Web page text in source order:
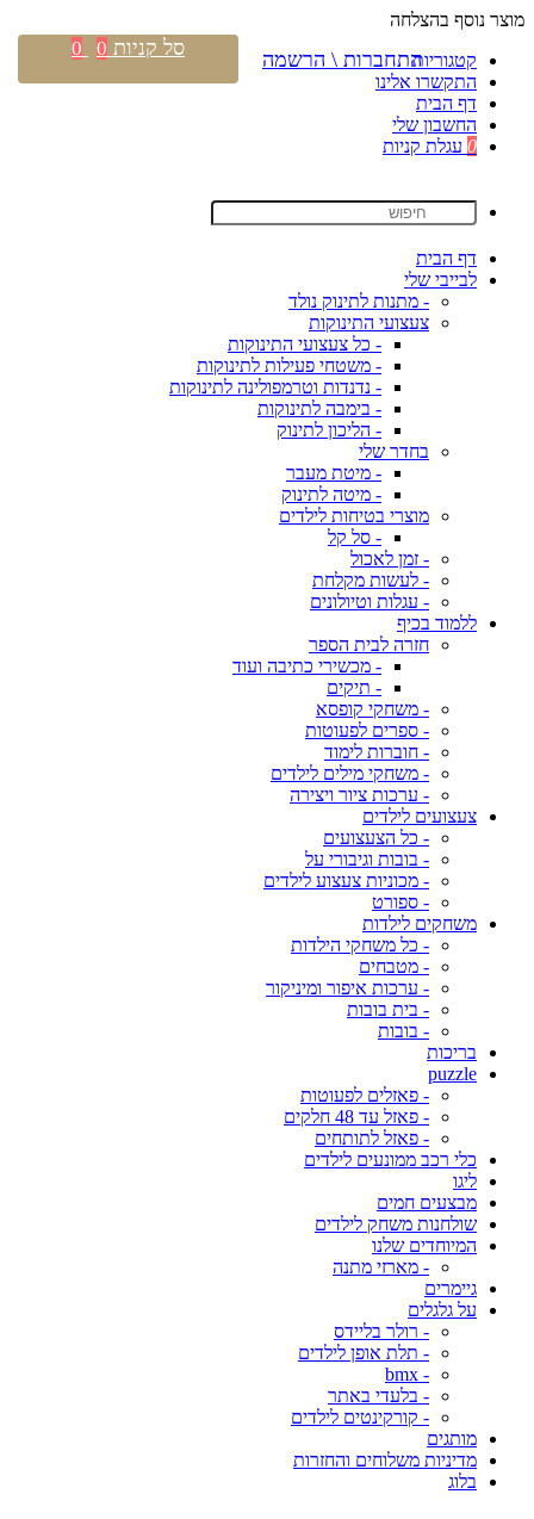
מוצר נוסף בהצלחה
קטגוריות
התקשרו אלינו
דף הבית
החשבון שלי
0 עגלת קניות
דף הבית
לבייבי שלי
- מתנות לתינוק נולד
צעצועי התינוקות
- כל צעצועי התינוקות
- משטחי פעילות לתינוקות
- נדנדות וטרמפולינה לתינוקות
- בימבה לתינוקות
- הליכון לתינוק
בחדר שלי
- מיטת מעבר
- מיטה לתינוק
מוצרי בטיחות לילדים
- סל קל
- זמן לאכול
- לעשות מקלחת
- עגלות וטיולונים
ללמוד בכיף
חזרה לבית הספר
- מכשירי כתיבה ועוד
- תיקים
- משחקי קופסא
- ספרים לפעוטות
- חוברות לימוד
- משחקי מילים לילדים
- ערכות ציור ויצירה
צעצועים לילדים
- כל הצעצועים
- בובות וגיבורי על
- מכוניות צעצוע לילדים
- ספורט
משחקים לילדות
- כל משחקי הילדות
- מטבחים
- ערכות איפור ומיניקור
- בית בובות
- בובות
בריכות
puzzle
- פאזלים לפעוטות
- פאזל עד 48 חלקים
- פאזל לתותחים
כלי רכב ממונעים לילדים
ליגו
מבצעים חמים
שולחנות משחק לילדים
המיוחדים שלנו
- מארזי מתנה
גיימרים
על גלגלים
- רולר בליידס
- תלת אופן לילדים
- bmx
- בלעדי באתר
- קורקינטים לילדים
מותגים
מדיניות משלוחים והחזרות
בלוג
התחברות \ הרשמה סל קניות 0
0